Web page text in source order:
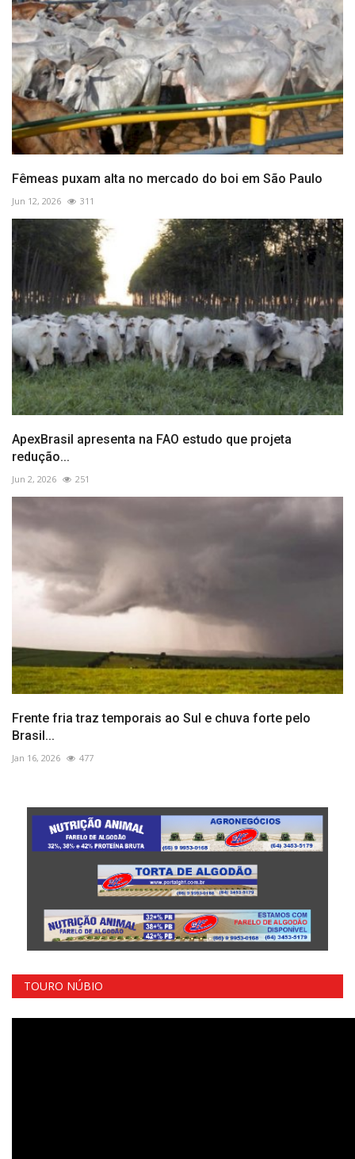
Fêmeas puxam alta no mercado do boi em São Paulo
Jun 12, 2026 311
ApexBrasil apresenta na FAO estudo que projeta
redução...
Jun 2, 2026 251
Frente fria traz temporais ao Sul e chuva forte pelo
Brasil...
Jan 16, 2026 477
TOURO NÚBIO